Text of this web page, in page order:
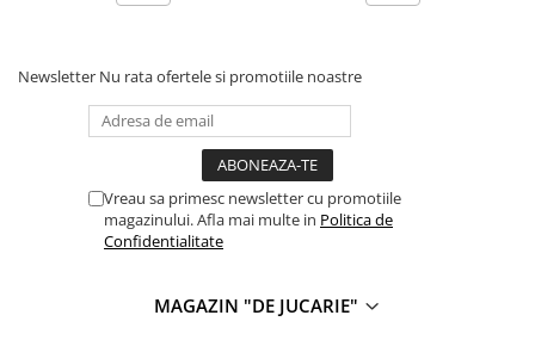
Cadou copii 10 ani
Cadou copii 12 ani
Rechizite scolare
Penar fete
Agenda copii
Newsletter Nu rata ofertele si promotiile noastre
Vreau sa primesc newsletter cu promotiile
magazinului. Afla mai multe in Politica de
Confidentialitate
MAGAZIN "DE JUCARIE"